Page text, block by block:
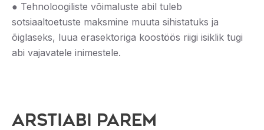
● Tehnoloogiliste võimaluste abil tuleb
sotsiaaltoetuste maksmine muuta sihistatuks ja
õiglaseks, luua erasektoriga koostöös riigi isiklik tugi
abi vajavatele inimestele.
ARSTIABI PAREM